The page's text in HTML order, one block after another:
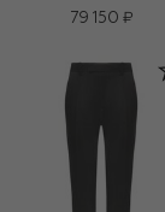
79 150 ₽